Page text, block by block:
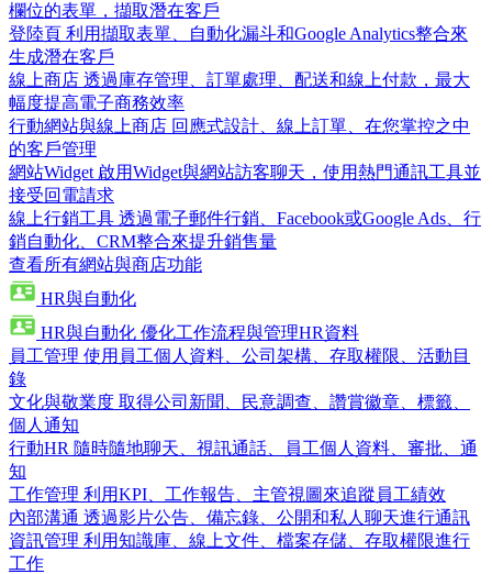
欄位的表單，擷取潛在客戶
登陸頁 利用擷取表單、自動化漏斗和Google Analytics整合來
生成潛在客戶
線上商店 透過庫存管理、訂單處理、配送和線上付款，最大
幅度提高電子商務效率
行動網站與線上商店 回應式設計、線上訂單、在您掌控之中
的客戶管理
網站Widget 啟用Widget與網站訪客聊天，使用熱門通訊工具並
接受回電請求
線上行銷工具 透過電子郵件行銷、Facebook或Google Ads、行
銷自動化、CRM整合來提升銷售量
查看所有網站與商店功能
HR與自動化
HR與自動化 優化工作流程與管理HR資料
員工管理 使用員工個人資料、公司架構、存取權限、活動目
錄
文化與敬業度 取得公司新聞、民意調查、讚賞徽章、標籤、
個人通知
行動HR 隨時隨地聊天、視訊通話、員工個人資料、審批、通
知
工作管理 利用KPI、工作報告、主管視圖來追蹤員工績效
內部溝通 透過影片公告、備忘錄、公開和私人聊天進行通訊
資訊管理 利用知識庫、線上文件、檔案存儲、存取權限進行
工作